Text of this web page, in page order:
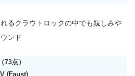
るクラウトロックの中でも親しみや
ンド
（73点）
(Faust)